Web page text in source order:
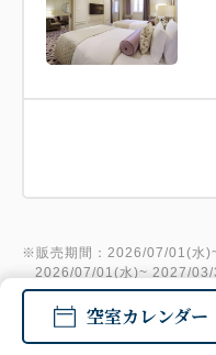
空室カレンダー
※販売期間：2026/07/01(水
2026/07/01(水)~ 2027/03/
※料金には消費税・サービス